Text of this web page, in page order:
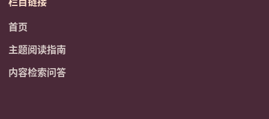
首页
主题阅读指南
内容检索问答